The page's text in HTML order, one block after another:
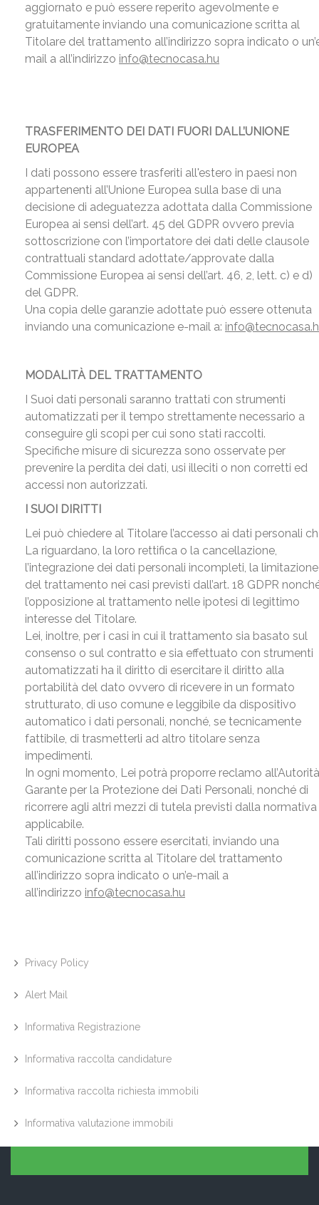
aggiornato e può essere reperito agevolmente e
gratuitamente inviando una comunicazione scritta al
Titolare del trattamento all’indirizzo sopra indicato o
mail a all’indirizzo info@tecnocasa.hu
TRASFERIMENTO DEI DATI FUORI DALL’UNIONE
EUROPEA
I dati possono essere trasferiti all'estero in paesi non
appartenenti all’Unione Europea sulla base di una
decisione di adeguatezza adottata dalla Commissione
Europea ai sensi dell’art. 45 del GDPR ovvero previa
sottoscrizione con l’importatore dei dati delle clausole
contrattuali standard adottate/approvate dalla
Commissione Europea ai sensi dell’art. 46, 2, lett. c) e d)
del GDPR.
Una copia delle garanzie adottate può essere ottenuta
inviando una comunicazione e-mail a:
MODALITÀ DEL TRATTAMENTO
I Suoi dati personali saranno trattati con strumenti
automatizzati per il tempo strettamente necessario a
conseguire gli scopi per cui sono stati raccolti.
Specifiche misure di sicurezza sono osservate per
prevenire la perdita dei dati, usi illeciti o non corretti ed
accessi non autorizzati.
I SUOI DIRITTI
Lei può chiedere al Titolare l’accesso ai dati personali
La riguardano, la loro rettifica o la cancellazione,
l’integrazione dei dati personali incompleti, la limitazione
del trattamento nei casi previsti dall’art. 18 GDPR
l’opposizione al trattamento nelle ipotesi di legittimo
interesse del Titolare.
Lei, inoltre, per i casi in cui il trattamento sia basato sul
consenso o sul contratto e sia effettuato con strumenti
automatizzati ha il diritto di esercitare il diritto alla
portabilità del dato ovvero di ricevere in un formato
strutturato, di uso comune e leggibile da dispositivo
automatico i dati personali, nonché, se tecnicamente
fattibile, di trasmetterli ad altro titolare senza
impedimenti.
In ogni momento, Lei potrà proporre reclamo all’Autorità
Garante per la Protezione dei Dati Personali, nonché di
ricorrere agli altri mezzi di tutela previsti dalla normativa
applicabile.
Tali diritti possono essere esercitati, inviando una
comunicazione scritta al Titolare del trattamento
all’indirizzo sopra indicato o un’e-mail a
all’indirizzo info@tecnocasa.hu
Privacy Policy
Alert Mail
Informativa Registrazione
Informativa raccolta candidature
Informativa raccolta richiesta immobili
Informativa valutazione immobili